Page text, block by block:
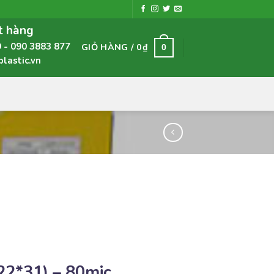
hàng
090 3883 877
GIỎ HÀNG / 0₫ 0